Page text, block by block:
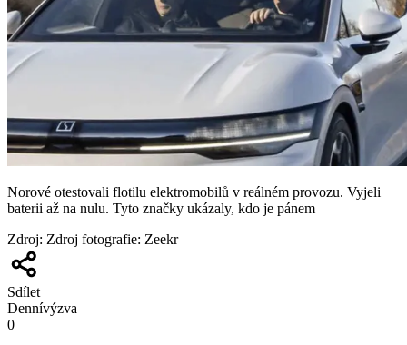
Norové otestovali flotilu elektromobilů v reálném provozu. Vyjeli
baterii až na nulu. Tyto značky ukázaly, kdo je pánem
Zdroj: Zdroj fotografie: Zeekr
Sdílet
Dennívýzva
0